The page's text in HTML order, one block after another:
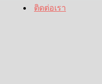
ติดต่อเรา